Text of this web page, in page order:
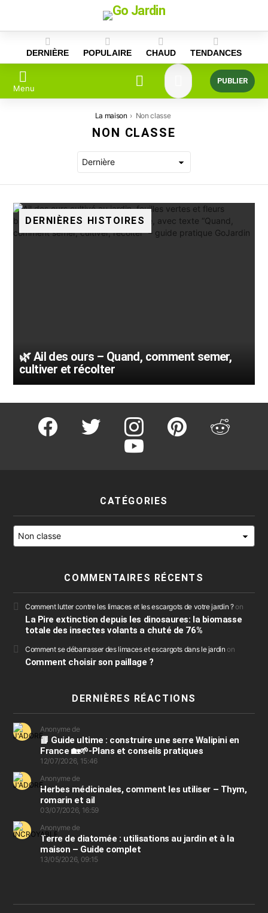
content
DERNIÈRE POPULAIRE CHAUD TENDANCES
Menu
PUBLIER
La maison Non classe
NON CLASSE
DERNIÈRES HISTOIRES
🌿 Ail des ours – Quand, comment semer,
cultiver et récolter
facebook twitter instagram pinterest reddit
youtube
CATÉGORIES
Catégories
COMMENTAIRES RÉCENTS
Comment lutter contre les limaces et les escargots de votre jardin ?on
La Pire extinction depuis les dinosaures: la biomasse
totale des insectes volants a chuté de 76%
Comment se débarrasser des limaces et escargots dans le jardin on
Comment choisir son paillage ?
DERNIÈRES RÉACTIONS
Anonyme de
📘 Guide ultime : construire une serre Walipini en
France 🏡🌱-Plans et conseils pratiques
12/07/2026, 15:46
Anonyme de
Herbes médicinales, comment les utiliser – Thym,
romarin et ail
03/07/2026, 16:59
Anonyme de
Terre de diatomée : utilisations au jardin et à la
maison – Guide complet
13/05/2026, 09:15